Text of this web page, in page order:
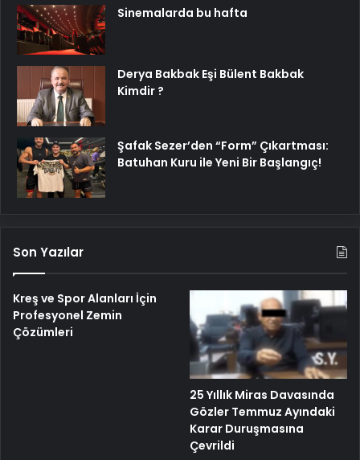
Sinemalarda bu hafta
Derya Bakbak Eşi Bülent Bakbak
Kimdir ?
Şafak Sezer’den “Form” Çıkartması:
Batuhan Kuru ile Yeni Bir Başlangıç!
Son Yazılar
Kreş ve Spor Alanları İçin
Profesyonel Zemin
Çözümleri
25 Yıllık Miras Davasında
Gözler Temmuz Ayındaki
Karar Duruşmasına
Çevrildi